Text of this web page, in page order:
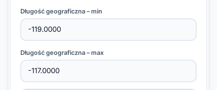
Długość geograficzna – min
Długość geograficzna – max